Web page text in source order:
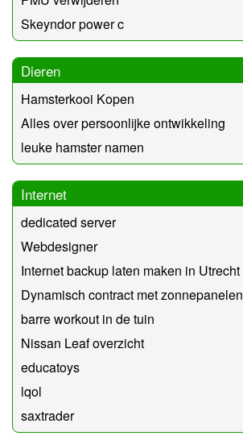
Skeyndor power c
Dieren
Hamsterkooi Kopen
Alles over persoonlijke ontwikkeling
leuke hamster namen
Internet
dedicated server
Webdesigner
Internet backup laten maken in Utrecht
Dynamisch contract met zonnepanelen
barre workout in de tuin
Nissan Leaf overzicht
educatoys
lqol
saxtrader